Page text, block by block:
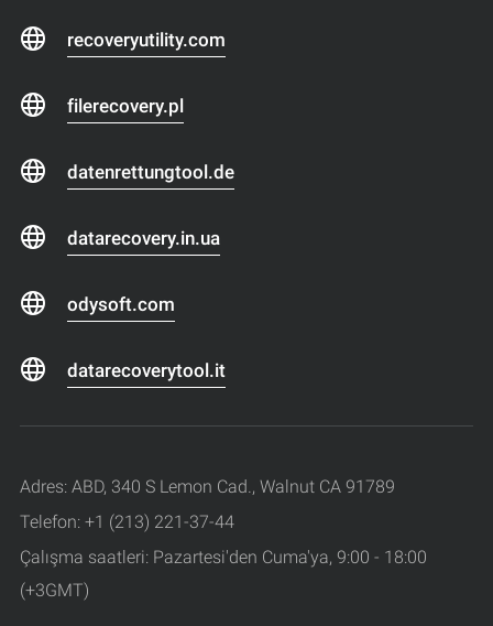
recoveryutility.com
filerecovery.pl
datenrettungtool.de
datarecovery.in.ua
odysoft.com
datarecoverytool.it
Adres: ABD, 340 S Lemon Cad., Walnut CA 91789
Telefon: +1 (213) 221-37-44
Çalışma saatleri: Pazartesi'den Cuma'ya, 9:00 - 18:00
(+3GMT)